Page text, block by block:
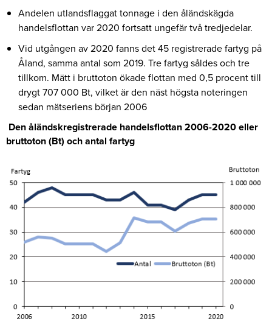
Andelen utlandsflaggat tonnage i den åländskägda
handelsflottan var 2020 fortsatt ungefär två tredjedelar.
Vid utgången av 2020 fanns det 45 registrerade fartyg på
Åland, samma antal som 2019. Tre fartyg såldes och tre
tillkom. Mätt i bruttoton ökade flottan med 0,5 procent till
drygt 707 000 Bt, vilket är den näst högsta noteringen
sedan mätseriens början 2006
Den åländskregistrerade handelsflottan 2006-2020 eller
bruttoton (Bt) och antal fartyg